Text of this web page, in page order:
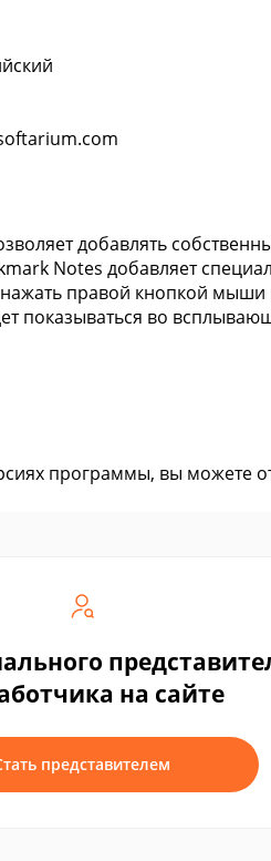
добавлять
Notes добавляет
правой кнопкой мыши
показываться во
программы, вы можете
на сайте
представителем